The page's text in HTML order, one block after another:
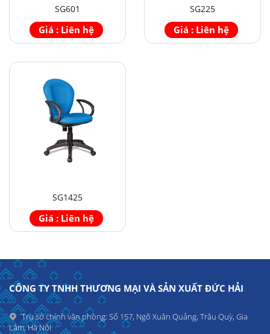
SG601
Giá : Liên hệ
SG225
Giá : Liên hệ
SG1425
Giá : Liên hệ
CÔNG TY TNHH THƯƠNG MẠI VÀ SẢN XUẤT ĐỨC HẢI
Trụ sở chính văn phòng: Số 157, Ngõ Xuân Quảng, Trâu Quỳ, Gia
Lâm, Hà Nội